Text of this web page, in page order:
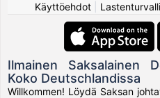
Käyttöehdot
Ilmainen Saksalainen
Koko Deutschlandissa
Willkommen! Löydä Saksan